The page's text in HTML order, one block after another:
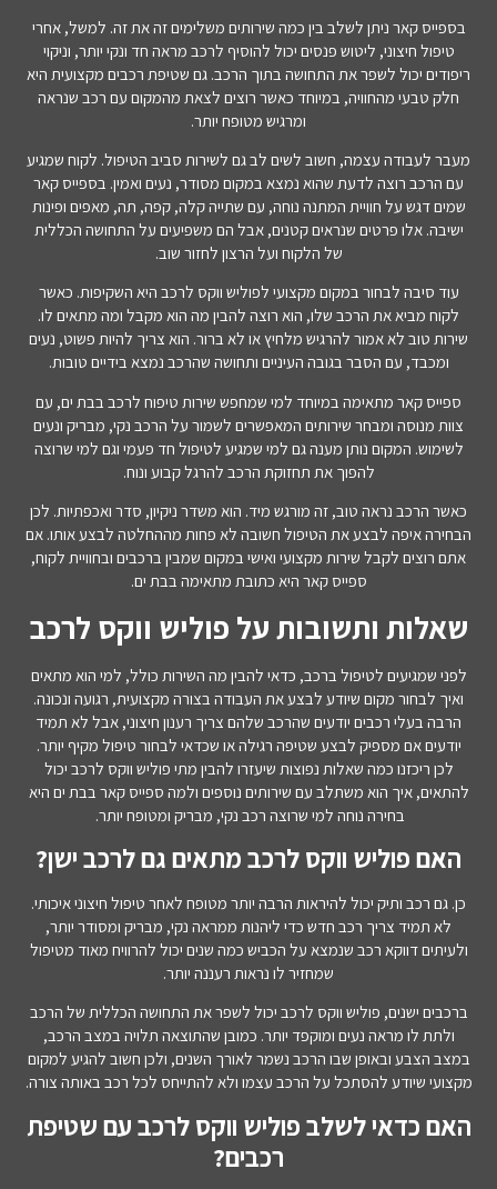
בספייס קאר ניתן לשלב בין כמה שירותים משלימים זה את זה. למשל, אחרי
טיפול חיצוני, ליטוש פנסים יכול להוסיף לרכב מראה חד ונקי יותר, וניקוי
ריפודים יכול לשפר את התחושה בתוך הרכב. גם שטיפת רכבים מקצועית היא
חלק טבעי מהחוויה, במיוחד כאשר רוצים לצאת מהמקום עם רכב שנראה
ומרגיש מטופח יותר.
מעבר לעבודה עצמה, חשוב לשים לב גם לשירות סביב הטיפול. לקוח שמגיע
עם הרכב רוצה לדעת שהוא נמצא במקום מסודר, נעים ואמין. בספייס קאר
שמים דגש על חוויית המתנה נוחה, עם שתייה קלה, קפה, תה, מאפים ופינות
ישיבה. אלו פרטים שנראים קטנים, אבל הם משפיעים על התחושה הכללית
של הלקוח ועל הרצון לחזור שוב.
עוד סיבה לבחור במקום מקצועי לפוליש ווקס לרכב היא השקיפות. כאשר
לקוח מביא את הרכב שלו, הוא רוצה להבין מה הוא מקבל ומה מתאים לו.
שירות טוב לא אמור להרגיש מלחיץ או לא ברור. הוא צריך להיות פשוט, נעים
ומכבד, עם הסבר בגובה העיניים ותחושה שהרכב נמצא בידיים טובות.
ספייס קאר מתאימה במיוחד למי שמחפש שירות טיפוח לרכב בבת ים, עם
צוות מנוסה ומבחר שירותים המאפשרים לשמור על הרכב נקי, מבריק ונעים
לשימוש. המקום נותן מענה גם למי שמגיע לטיפול חד פעמי וגם למי שרוצה
להפוך את תחזוקת הרכב להרגל קבוע ונוח.
כאשר הרכב נראה טוב, זה מורגש מיד. הוא משדר ניקיון, סדר ואכפתיות. לכן
הבחירה איפה לבצע את הטיפול חשובה לא פחות מההחלטה לבצע אותו. אם
אתם רוצים לקבל שירות מקצועי ואישי במקום שמבין ברכבים ובחוויית לקוח,
ספייס קאר היא כתובת מתאימה בבת ים.
שאלות ותשובות על פוליש ווקס לרכב
לפני שמגיעים לטיפול ברכב, כדאי להבין מה השירות כולל, למי הוא מתאים
ואיך לבחור מקום שיודע לבצע את העבודה בצורה מקצועית, רגועה ונכונה.
הרבה בעלי רכבים יודעים שהרכב שלהם צריך רענון חיצוני, אבל לא תמיד
יודעים אם מספיק לבצע שטיפה רגילה או שכדאי לבחור טיפול מקיף יותר.
לכן ריכזנו כמה שאלות נפוצות שיעזרו להבין מתי פוליש ווקס לרכב יכול
להתאים, איך הוא משתלב עם שירותים נוספים ולמה ספייס קאר בבת ים היא
בחירה נוחה למי שרוצה רכב נקי, מבריק ומטופח יותר.
האם פוליש ווקס לרכב מתאים גם לרכב ישן?
כן. גם רכב ותיק יכול להיראות הרבה יותר מטופח לאחר טיפול חיצוני איכותי.
לא תמיד צריך רכב חדש כדי ליהנות ממראה נקי, מבריק ומסודר יותר,
ולעיתים דווקא רכב שנמצא על הכביש כמה שנים יכול להרוויח מאוד מטיפול
שמחזיר לו נראות רעננה יותר.
ברכבים ישנים, פוליש ווקס לרכב יכול לשפר את התחושה הכללית של הרכב
ולתת לו מראה נעים ומוקפד יותר. כמובן שהתוצאה תלויה במצב הרכב,
במצב הצבע ובאופן שבו הרכב נשמר לאורך השנים, ולכן חשוב להגיע למקום
מקצועי שיודע להסתכל על הרכב עצמו ולא להתייחס לכל רכב באותה צורה.
האם כדאי לשלב פוליש ווקס לרכב עם שטיפת
רכבים?